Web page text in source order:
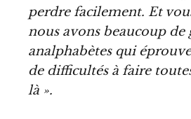
perdre facilement. Et
nous avons beaucoup de
analphabètes qui
de difficultés à faire
là ».